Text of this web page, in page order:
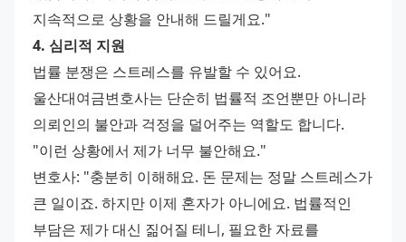
지속적으로 상황을 안내해 드릴게요."
4. 심리적 지원
법률 분쟁은 스트레스를 유발할 수 있어요.
울산대여금변호사는 단순히 법률적 조언뿐만 아니라
의뢰인의 불안과 걱정을 덜어주는 역할도 합니다.
"이런 상황에서 제가 너무 불안해요."
변호사: "충분히 이해해요. 돈 문제는 정말 스트레스가
큰 일이죠. 하지만 이제 혼자가 아니에요. 법률적인
부담은 제가 대신 짊어질 테니, 필요한 자료를